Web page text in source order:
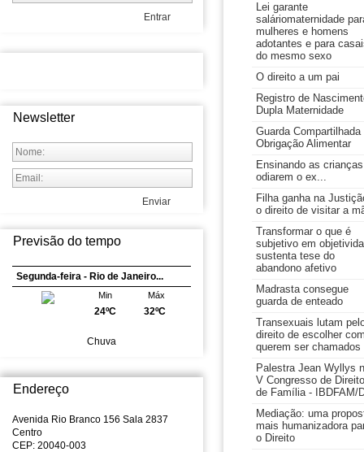
Entrar
Newsletter
Enviar
Previsão do tempo
Segunda-feira - Rio de Janeiro...
Máx
32ºC
Min
24ºC
Chuva
Endereço
Avenida Rio Branco 156 Sala 2837
Centro
CEP: 20040-003
Lei garante
saláriomaternidade
mulheres e homens
adotantes e para
do mesmo sexo
O direito a um pai
Registro de
Dupla Maternidade
Guarda Compartilhada
Obrigação Alimentar
Ensinando as
odiarem o ex...
Filha ganha na
o direito de visitar a
Transformar o que é
subjetivo em
sustenta tese do
abandono afetivo
Madrasta consegue
guarda de enteado
Transexuais lutam
direito de escolher
querem ser chamados
Palestra Jean Wyllys
V Congresso de Direito
de Família - IBDFAM/
Mediação: uma
mais humanizadora
o Direito